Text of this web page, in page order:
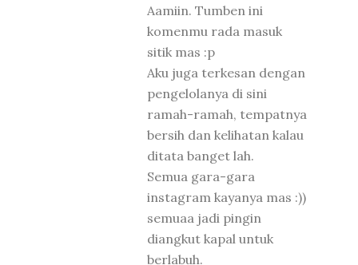
Aamiin. Tumben ini
komenmu rada masuk
sitik mas :p
Aku juga terkesan dengan
pengelolanya di sini
ramah-ramah, tempatnya
bersih dan kelihatan kalau
ditata banget lah.
Semua gara-gara
instagram kayanya mas :))
semuaa jadi pingin
diangkut kapal untuk
berlabuh.